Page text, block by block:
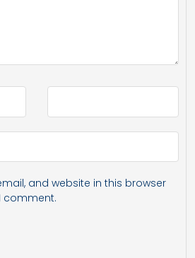
and website in this browser
comment.